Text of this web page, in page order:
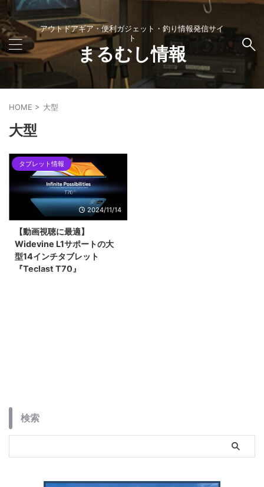
アウトドアギア・便利ガジェット・釣り情報発信サイ
ト
まるむし情報
HOME > 大型
大型
タブレット情報
2024/11/14
【動画視聴に最適】
Widevine L1サポートの大
型14インチタブレット
『Teclast T70』
ています。
検索